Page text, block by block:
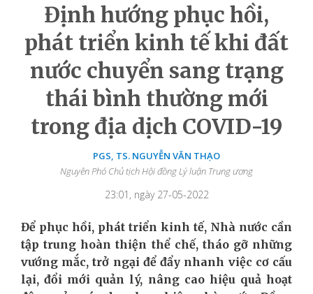
Định hướng phục hồi,
phát triển kinh tế khi đất
nước chuyển sang trạng
thái bình thường mới
trong địa dịch COVID-19
PGS, TS. NGUYỄN VĂN THẠO
Nguyên Phó Chủ tịch Hội đồng Lý luận Trung ương
23:01, ngày 27-05-2022
Để phục hồi, phát triển kinh tế, Nhà nước cần
tập trung hoàn thiện thể chế, tháo gỡ những
vướng mắc, trở ngại để đẩy nhanh việc cơ cấu
lại, đổi mới quản lý, nâng cao hiệu quả hoạt